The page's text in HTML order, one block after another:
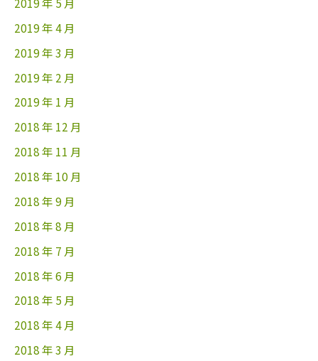
2019 年 4 月
2019 年 3 月
2019 年 2 月
2019 年 1 月
2018 年 12 月
2018 年 11 月
2018 年 10 月
2018 年 9 月
2018 年 8 月
2018 年 7 月
2018 年 6 月
2018 年 5 月
2018 年 4 月
2018 年 3 月